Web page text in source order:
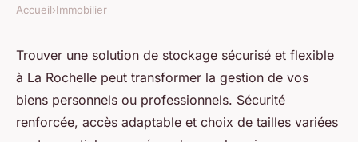
Accueil›Immobilier
Trouver une solution de stockage sécurisé et flexible
à La Rochelle peut transformer la gestion de vos
biens personnels ou professionnels. Sécurité
renforcée, accès adaptable et choix de tailles variées